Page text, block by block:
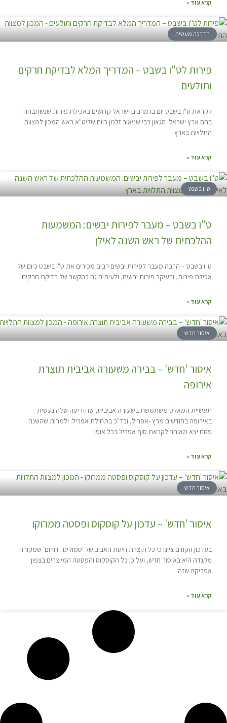
קרא עוד »
הדרכה מעשית
פירות לט"ו בשבט – המדריך המלא לבדיקת חרקים
ותולעים
לקראת ט"ו בשבט יום בו מרבים ישראל קדושים באכילת פירות שנשתבחה
בהם ארץ ישראל. הגאון רבי שניאור זלמן רווח שליט"א ראש המכון למצוות
התלויות בארץ
קרא עוד »
ט"ו בשבט
ט"ו בשבט – מעבר לפירות יבשים: המשמעות
ההלכתית של ראש השנה לאילן
ט"ו בשבט – הרבה מעבר לפירות יבשים רבים מכירים את ט"ו בשבט כיום של
אכילת פירות, ובעיקר פירות יבשים, ולעיתים גם בהקשר של בדיקת חרקים
קרא עוד »
איסור חדש
איסור 'חדש' – בבירה משעורה אביבית תוצרת
אירופה
תעשיית המאלט משתמשת בשעורה אביבית, שהזריעה שלה נעשית
באירופה בחודשים מרץ -אפריל, ובד"כ בתחילת אפריל. ולמרות שהשנה
פסח יצא מאוחר לקראת סוף אפריל בכל אופן
קרא עוד »
איסור חדש
איסור 'חדש' – עדכון על קוסקוס ופסטה ממרוקו
בעדכון הקודם ציינו כי כל תוצרת חיטת האביב של 'סמולינה דורום' שמקורה
מקנדה היא באיסור חדש, ועל כן כל הקוסקוס והפסטה המיוצרים בצפון
אפריקה שזה
קרא עוד »